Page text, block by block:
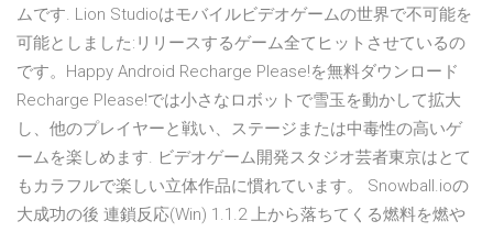
ムです. Lion Studioはモバイルビデオゲームの世界で不可能を
可能としました:リリースするゲーム全てヒットさせているの
です。Happy Android Recharge Please!を無料ダウンロード
Recharge Please!では小さなロボットで雪玉を動かして拡大
し、他のプレイヤーと戦い、ステージまたは中毒性の高いゲ
ームを楽しめます. ビデオゲーム開発スタジオ芸者東京はとて
もカラフルで楽しい立体作品に慣れています。 Snowball.ioの
大成功の後 連鎖反応(Win) 1.1.2 上から落ちてくる燃料を燃や